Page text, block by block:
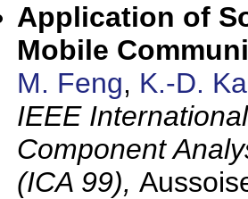
Application of
Mobile
M. Feng, K.-D.
IEEE
Component
(ICA 99),